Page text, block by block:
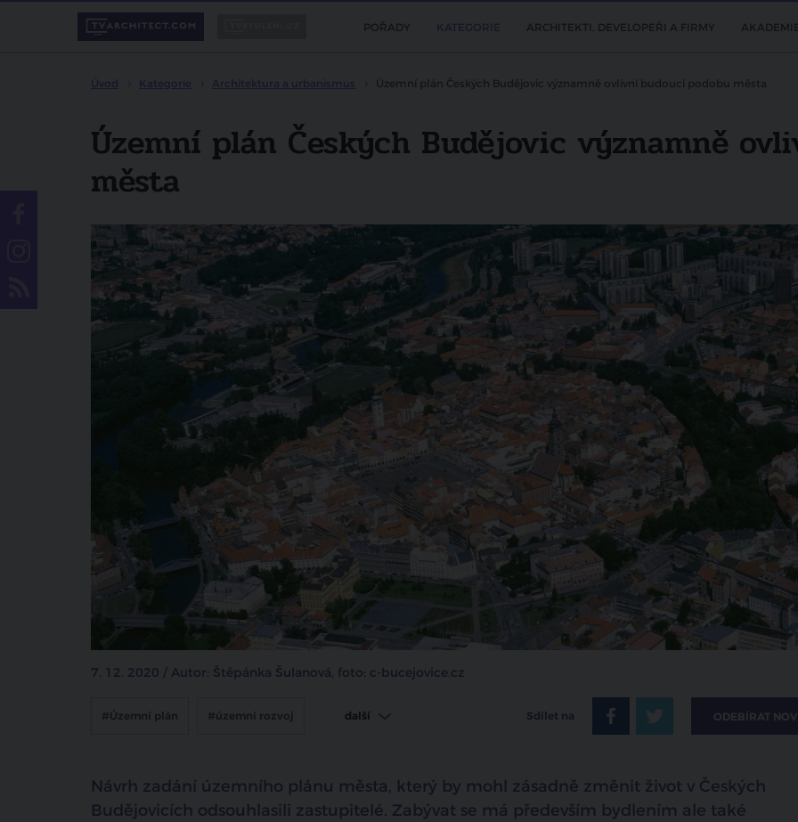
POŘADY ARCHITEKTI, DEVELOPEŘI A FIRMY
Územní plán Českých Budějovic významně ovlivní budoucí podobu města
Územní plán Českých Budějovic významně
města
7. 12. 2020 / Autor: Štěpánka Šulanová, foto: c-bucejovice.cz
#Územní plán #územní rozvoj další Sdílet na ODEBÍRAT
Návrh zadání územního plánu města, který by mohl zásadně změnit život v Českých
Budějovicích odsouhlasili zastupitelé. Zabývat se má především bydlením ale také